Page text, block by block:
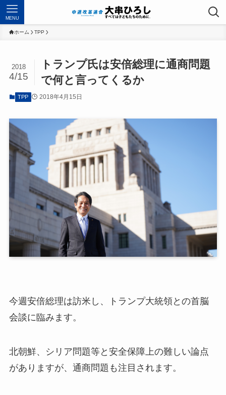
MENU
ホーム TPP
トランプ氏は安倍総理に通商問題
で何と言ってくるか
2018
4/15
TPP 2018年4月15日
今週安倍総理は訪米し、トランプ大統領との首脳
会談に臨みます。
北朝鮮、シリア問題等と安全保障上の難しい論点
がありますが、通商問題も注目されます。